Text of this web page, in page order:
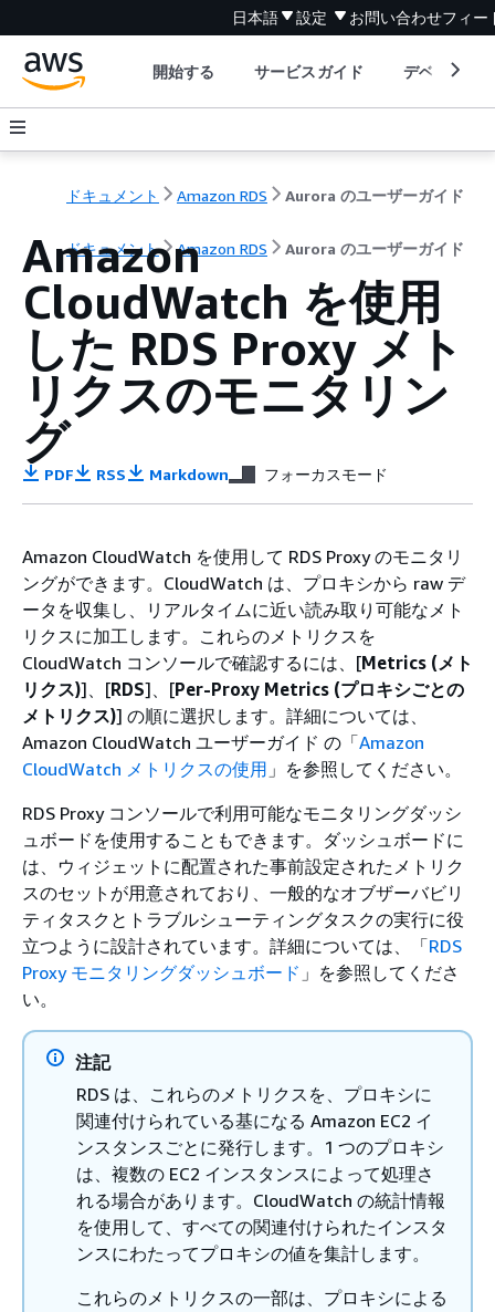
日本語 設定 お問い合わせフィー
開始する サービスガイド デベロッパ
ドキュメント Amazon RDS Aurora のユーザーガイド
ドキュメント Amazon RDS Aurora のユーザーガイド
Amazon
CloudWatch を使用
した RDS Proxy メト
リクスのモニタリン
グ
PDF RSS Markdown フォーカスモード
Amazon CloudWatch を使用して RDS Proxy のモニタリ
ングができます。CloudWatch は、プロキシから raw デ
ータを収集し、リアルタイムに近い読み取り可能なメト
リクスに加工します。これらのメトリクスを
CloudWatch コンソールで確認するには、[Metrics (メト
リクス)]、[RDS]、[Per-Proxy Metrics (プロキシごとの
メトリクス)] の順に選択します。詳細については、
Amazon CloudWatch ユーザーガイド の「Amazon
CloudWatch メトリクスの使用 」を参照してください。
RDS Proxy コンソールで利用可能なモニタリングダッシ
ュボードを使用することもできます。ダッシュボードに
は、ウィジェットに配置された事前設定されたメトリク
スのセットが用意されており、一般的なオブザーバビリ
ティタスクとトラブルシューティングタスクの実行に役
立つように設計されています。詳細については、「RDS
Proxy モニタリングダッシュボード 」を参照してくださ
い。
注記
RDS は、これらのメトリクスを、プロキシに
関連付けられている基になる Amazon EC2 イ
ンスタンスごとに発行します。1 つのプロキシ
は、複数の EC2 インスタンスによって処理さ
れる場合があります。CloudWatch の統計情報
を使用して、すべての関連付けられたインスタ
ンスにわたってプロキシの値を集計します。
これらのメトリクスの一部は、プロキシによる